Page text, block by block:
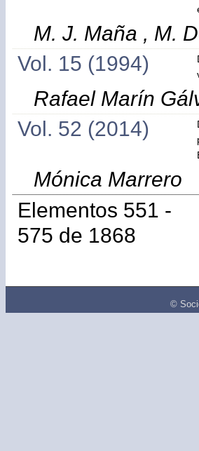
M. J. Maña , M.
Vol. 15 (1994)
Rafael Marín
Vol. 52 (2014)
Mónica Marrero
Elementos 551 -
575 de 1868
©